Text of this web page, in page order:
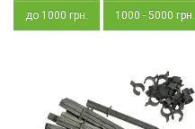
до 1000 грн. 1000 - 5000 грн.